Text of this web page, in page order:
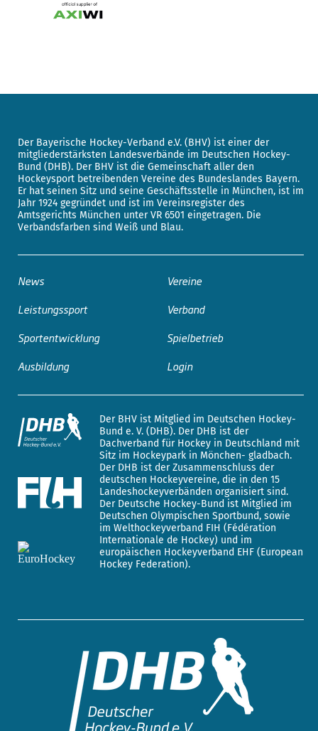
Der Bayerische Hockey-Verband e.V. (BHV) ist einer der
mitgliederstärksten Landesverbände im Deutschen Hockey-
Bund (DHB). Der BHV ist die Gemeinschaft aller den
Hockeysport betreibenden Vereine des Bundeslandes Bayern.
Er hat seinen Sitz und seine Geschäftsstelle in München, ist im
Jahr 1924 gegründet und ist im Vereinsregister des
Amtsgerichts München unter VR 6501 eingetragen. Die
Verbandsfarben sind Weiß und Blau.
News
Leistungssport
Sportentwicklung
Ausbildung
Vereine
Verband
Spielbetrieb
Login
Der BHV ist Mitglied im Deutschen Hockey-
Bund e. V. (DHB). Der DHB ist der
Dachverband für Hockey in Deutschland mit
Sitz im Hockeypark in Mönchen- gladbach.
Der DHB ist der Zusammenschluss der
deutschen Hockeyvereine, die in den 15
Landeshockeyverbänden organisiert sind.
Der Deutsche Hockey-Bund ist Mitglied im
Deutschen Olympischen Sportbund, sowie
im Welthockeyverband FIH (Fédération
Internationale de Hockey) und im
europäischen Hockeyverband EHF (European
Hockey Federation).